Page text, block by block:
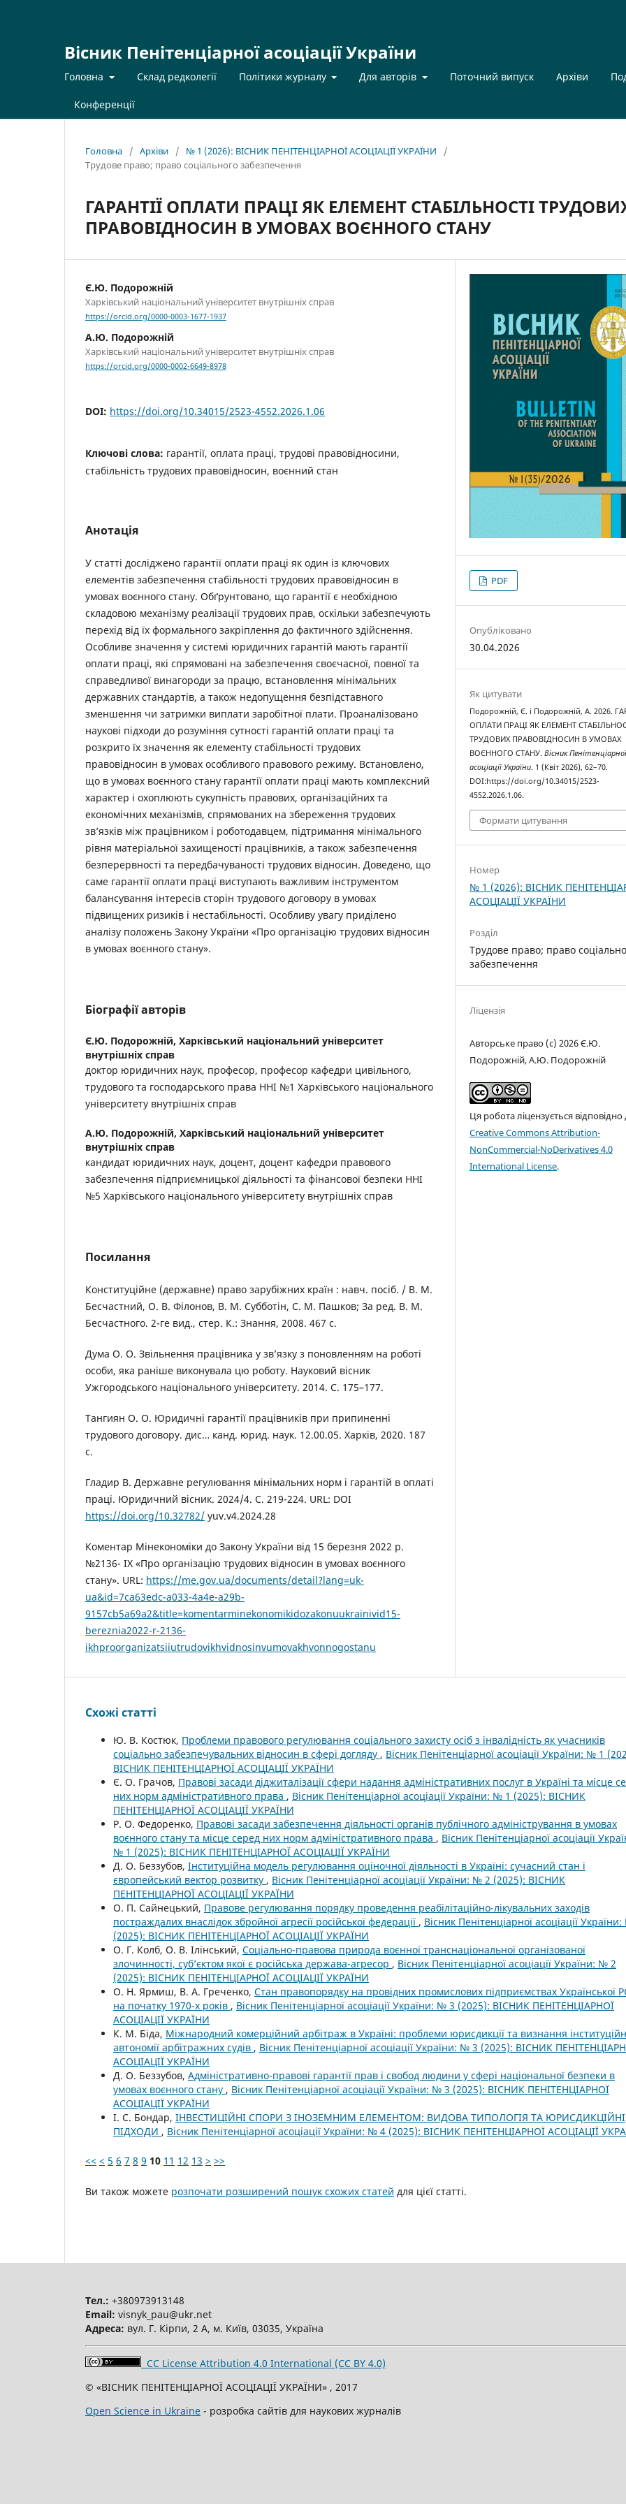
Вісник Пенітенціарної асоціації України
Головна Склад редколегії Політики журналу Для авторів Поточний випуск Архіви
Конференції
Головна / Архіви / № 1 (2026): ВІСНИК ПЕНІТЕНЦІАРНОЇ АСОЦІАЦІЇ УКРАЇНИ
/
Трудове право; право соціального забезпечення
ГАРАНТІЇ ОПЛАТИ ПРАЦІ ЯК ЕЛЕМЕНТ СТАБІЛЬНОСТІ
ПРАВОВІДНОСИН В УМОВАХ ВОЄННОГО СТАНУ
Є.Ю. Подорожній
Харківський національний університет внутрішніх справ
https://orcid.org/0000-0003-1677-1937
А.Ю. Подорожній
Харківський національний університет внутрішніх справ
https://orcid.org/0000-0002-6649-8978
DOI: https://doi.org/10.34015/2523-4552.2026.1.06
Ключові слова: гарантії, оплата праці, трудові правовідносини,
стабільність трудових правовідносин, воєнний стан
Анотація
У статті досліджено гарантії оплати праці як один із ключових
елементів забезпечення стабільності трудових правовідносин в
умовах воєнного стану. Обґрунтовано, що гарантії є необхідною
складовою механізму реалізації трудових прав, оскільки забезпечують
перехід від їх формального закріплення до фактичного здійснення.
Особливе значення у системі юридичних гарантій мають гарантії
оплати праці, які спрямовані на забезпечення своєчасної, повної та
справедливої винагороди за працю, встановлення мінімальних
державних стандартів, а також недопущення безпідставного
зменшення чи затримки виплати заробітної плати. Проаналізовано
наукові підходи до розуміння сутності гарантій оплати праці та
розкрито їх значення як елементу стабільності трудових
правовідносин в умовах особливого правового режиму. Встановлено,
що в умовах воєнного стану гарантії оплати праці мають комплексний
характер і охоплюють сукупність правових, організаційних та
економічних механізмів, спрямованих на збереження трудових
зв’язків між працівником і роботодавцем, підтримання мінімального
рівня матеріальної захищеності працівників, а також забезпечення
безперервності та передбачуваності трудових відносин. Доведено, що
саме гарантії оплати праці виступають важливим інструментом
балансування інтересів сторін трудового договору в умовах
підвищених ризиків і нестабільності. Особливу увагу приділено
аналізу положень Закону України «Про організацію трудових відносин
в умовах воєнного стану».
Біографії авторів
Є.Ю. Подорожній, Харківський національний університет
внутрішніх справ
доктор юридичних наук, професор, професор кафедри цивільного,
трудового та господарського права ННІ №1 Харківського національного
університету внутрішніх справ
А.Ю. Подорожній, Харківський національний університет
внутрішніх справ
кандидат юридичних наук, доцент, доцент кафедри правового
забезпечення підприємницької діяльності та фінансової безпеки ННІ
№5 Харківського національного університету внутрішніх справ
Посилання
Конституційне (державне) право зарубіжних країн : навч. посіб. / В. М.
Бесчастний, О. В. Філонов, В. М. Субботін, С. М. Пашков; За ред. В. М.
Бесчастного. 2-ге вид., стер. К.: Знання, 2008. 467 с.
Дума О. О. Звільнення працівника у зв’язку з поновленням на роботі
особи, яка раніше виконувала цю роботу. Науковий вісник
Ужгородського національного університету. 2014. С. 175–177.
Тангиян О. О. Юридичні гарантії працівників при припиненні
трудового договору. дис… канд. юрид. наук. 12.00.05. Харків, 2020. 187
с.
Гладир В. Державне регулювання мінімальних норм і гарантій в оплаті
праці. Юридичний вісник. 2024/4. С. 219-224. URL: DOI
https://doi.org/10.32782/ yuv.v4.2024.28
Коментар Мінекономіки до Закону України від 15 березня 2022 р.
№2136- IX «Про організацію трудових відносин в умовах воєнного
стану». URL: https://me.gov.ua/documents/detail?lang=uk-
ua&id=7ca63edc-a033-4a4e-a29b-
9157cb5a69a2&title=komentarminekonomikidozakonuukrainivid15-
bereznia2022-r-2136-
ikhproorganizatsiiutrudovikhvidnosinvumovakhvonnogostanu
PDF
Опубліковано
30.04.2026
Як цитувати
Подорожній, Є. і Подорожній, А. 2026.
ОПЛАТИ ПРАЦІ ЯК ЕЛЕМЕНТ
ТРУДОВИХ ПРАВОВІДНОСИН В УМОВАХ
ВОЄННОГО СТАНУ.Вісник
асоціації України. 1 (Квіт 2026), 62–70.
DOI:https://doi.org/10.34015/2523-
4552.2026.1.06.
Формати цитування
Номер
№ 1 (2026): ВІСНИК
АСОЦІАЦІЇ УКРАЇНИ
Розділ
Трудове право; право
забезпечення
Ліцензія
Авторське право (c) 2026 Є.Ю.
Подорожній, А.Ю. Подорожній
Ця робота ліцензується відповідно
Creative Commons Attribution-
NonCommercial-NoDerivatives 4.0
International License.
Схожі статті
Ю. В. Костюк, Проблеми правового регулювання соціального захисту осіб з інвалідність як учасників
соціально забезпечувальних відносин в сфері догляду , Вісник Пенітенціарної асоціації України: № 1
ВІСНИК ПЕНІТЕНЦІАРНОЇ АСОЦІАЦІЇ УКРАЇНИ
Є. О. Грачов, Правові засади діджиталізації сфери надання адміністративних послуг в Україні та місце
них норм адміністративного права , Вісник Пенітенціарної асоціації України: № 1 (2025): ВІСНИК
ПЕНІТЕНЦІАРНОЇ АСОЦІАЦІЇ УКРАЇНИ
Р. О. Федоренко, Правові засади забезпечення діяльності органів публічного адміністрування в умовах
воєнного стану та місце серед них норм адміністративного права , Вісник Пенітенціарної асоціації
№ 1 (2025): ВІСНИК ПЕНІТЕНЦІАРНОЇ АСОЦІАЦІЇ УКРАЇНИ
Д. О. Беззубов, Інституційна модель регулювання оціночної діяльності в Україні: сучасний стан і
європейський вектор розвитку , Вісник Пенітенціарної асоціації України: № 2 (2025): ВІСНИК
ПЕНІТЕНЦІАРНОЇ АСОЦІАЦІЇ УКРАЇНИ
О. П. Сайнецький, Правове регулювання порядку проведення реабілітаційно-лікувальних заходів
постраждалих внаслідок збройної агресії російської федерації , Вісник Пенітенціарної асоціації
(2025): ВІСНИК ПЕНІТЕНЦІАРНОЇ АСОЦІАЦІЇ УКРАЇНИ
О. Г. Колб, О. В. Ілінський, Соціально-правова природа воєнної транснаціональної організованої
злочинності, суб’єктом якої є російська держава-агресор , Вісник Пенітенціарної асоціації України: № 2
(2025): ВІСНИК ПЕНІТЕНЦІАРНОЇ АСОЦІАЦІЇ УКРАЇНИ
О. Н. Ярмиш, В. А. Греченко, Стан правопорядку на провідних промислових підприємствах Української
на початку 1970-х років , Вісник Пенітенціарної асоціації України: № 3 (2025): ВІСНИК ПЕНІТЕНЦІАРНОЇ
АСОЦІАЦІЇ УКРАЇНИ
К. М. Біда, Міжнародний комерційний арбітраж в Україні: проблеми юрисдикції та визнання
автономії арбітражних судів , Вісник Пенітенціарної асоціації України: № 3 (2025): ВІСНИК
АСОЦІАЦІЇ УКРАЇНИ
Д. О. Беззубов, Адміністративно-правові гарантії прав і свобод людини у сфері національної безпеки в
умовах воєнного стану , Вісник Пенітенціарної асоціації України: № 3 (2025): ВІСНИК ПЕНІТЕНЦІАРНОЇ
АСОЦІАЦІЇ УКРАЇНИ
І. С. Бондар, ІНВЕСТИЦІЙНІ СПОРИ З ІНОЗЕМНИМ ЕЛЕМЕНТОМ: ВИДОВА ТИПОЛОГІЯ ТА ЮРИСДИКЦІЙНІ
ПІДХОДИ , Вісник Пенітенціарної асоціації України: № 4 (2025): ВІСНИК ПЕНІТЕНЦІАРНОЇ АСОЦІАЦІЇ
<< < 5 6 7 8 9 10 11 12 13 > >>
Ви також можете розпочати розширений пошук схожих статей для цієї статті.
Тел.: +380973913148
Email: visnyk_pau@ukr.net
Адреса: вул. Г. Кірпи, 2 А, м. Київ, 03035, Україна
CC License Attribution 4.0 International (CC BY 4.0)
© «ВІСНИК ПЕНІТЕНЦІАРНОЇ АСОЦІАЦІЇ УКРАЇНИ» , 2017
Open Science in Ukraine - розробка сайтів для наукових журналів